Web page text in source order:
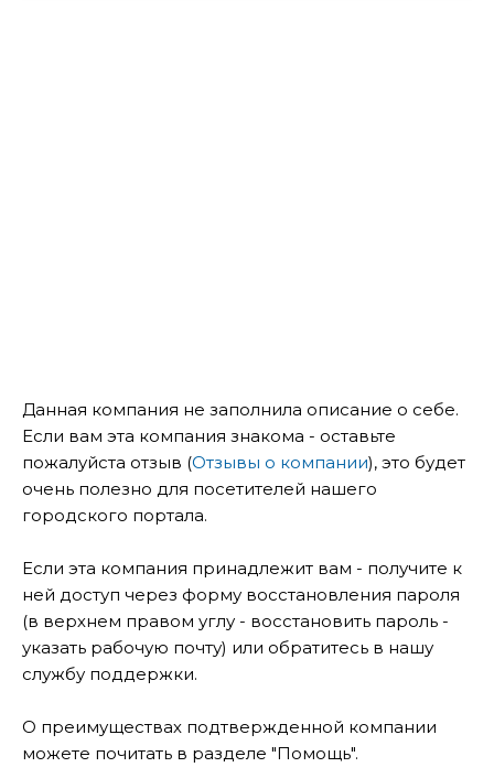
Данная компания не заполнила описание о себе.
Если вам эта компания знакома - оставьте
пожалуйста отзыв (Отзывы о компании), это будет
очень полезно для посетителей нашего
городского портала.
Если эта компания принадлежит вам - получите к
ней доступ через форму восстановления пароля
(в верхнем правом углу - восстановить пароль -
указать рабочую почту) или обратитесь в нашу
службу поддержки.
О преимуществах подтвержденной компании
можете почитать в разделе "Помощь".